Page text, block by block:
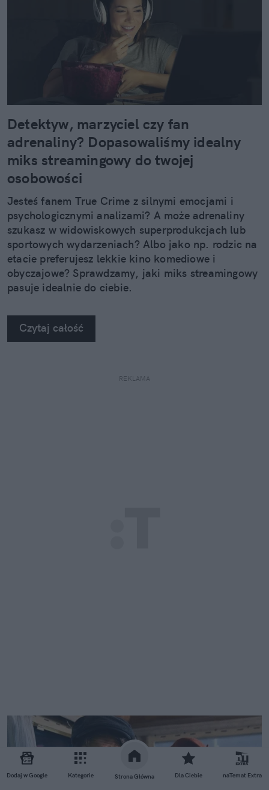
Dodaj w Google Kategorie Strona Główna Dla Ciebie naTemat Extra
Detektyw, marzyciel czy fan
adrenaliny? Dopasowaliśmy idealny
miks streamingowy do twojej
osobowości
Jesteś fanem True Crime z silnymi emocjami i
psychologicznymi analizami? A może adrenaliny
szukasz w widowiskowych superprodukcjach lub
sportowych wydarzeniach? Albo jako np. rodzic na
etacie preferujesz lekkie kino komediowe i
obyczajowe? Sprawdzamy, jaki miks streamingowy
pasuje idealnie do ciebie.
Czytaj całość
REKLAMA